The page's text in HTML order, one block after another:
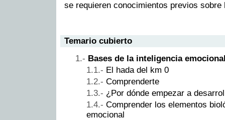
se requieren conocimientos previos sobre
Temario cubierto
Bases de la inteligencia
El hada del km 0
Comprenderte
¿Por dónde empezar a
Comprender los elementos
emocional